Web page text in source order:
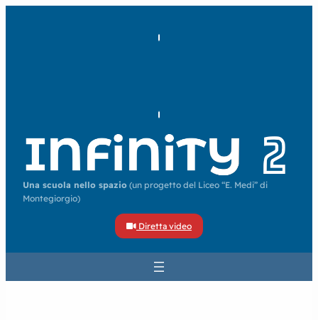
Una scuola nello spazio (un progetto del Liceo “E. Medi” di
Montegiorgio)
Diretta video